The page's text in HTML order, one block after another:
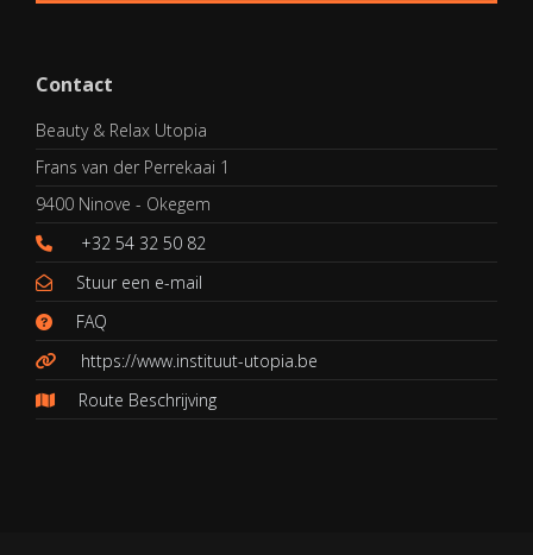
Contact
Beauty & Relax Utopia
Frans van der Perrekaai 1
9400 Ninove - Okegem
+32 54 32 50 82
Stuur een e-mail
FAQ
https://www.instituut-utopia.be
Route Beschrijving